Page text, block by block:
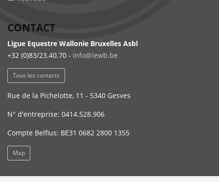
CONTACT
Ligue Equestre Wallonie Bruxelles Asbl
+32 (0)83/23.40.70 - info@lewb.be
Tous les contacts
Rue de la Pichelotte, 11 - 5340 Gesves
N° d'entreprise: 0414.528.906
Compte Belfius: BE31 0682 2800 1355
Map